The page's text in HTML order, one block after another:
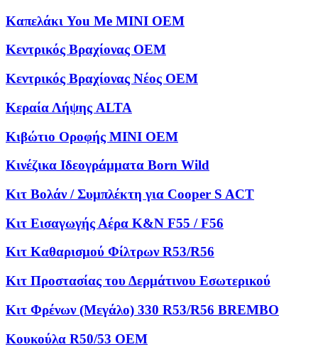
Καπελάκι You Me MINI OEM
Κεντρικός Βραχίονας OEM
Κεντρικός Βραχίονας Νέος OEM
Κεραία Λήψης ALTA
Κιβώτιο Οροφής MINI OEM
Κινέζικα Ιδεογράμματα Born Wild
Κιτ Βολάν / Συμπλέκτη για Cooper S ACT
Κιτ Εισαγωγής Αέρα K&N F55 / F56
Κιτ Καθαρισμού Φίλτρων R53/R56
Κιτ Προστασίας του Δερμάτινου Εσωτερικού
Κιτ Φρένων (Μεγάλο) 330 R53/R56 BREMBO
Κουκούλα R50/53 OEM